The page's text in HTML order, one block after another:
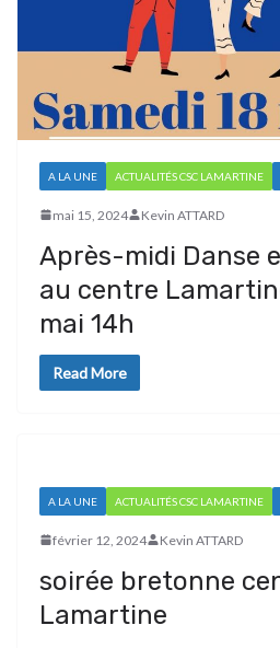
A LA UNE ACTUALITÉS CSC LAMARTINE
mai 15, 2024 Kevin ATTARD
Après-midi Danse
au centre
mai 14h
Read More
A LA UNE ACTUALITÉS CSC LAMARTINE
février 12, 2024 Kevin ATTARD
soirée bretonne
Lamartine